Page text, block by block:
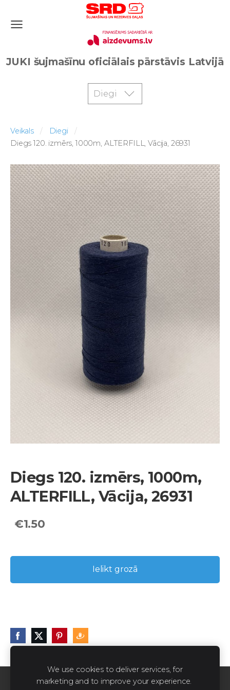
JUKI šujmašīnu oficiālais pārstāvis Latvijā
Diegi
Veikals
Diegi
Diegs 120. izmērs, 1000m, ALTERFILL, Vācija, 26931
Diegs 120. izmērs, 1000m,
ALTERFILL, Vācija, 26931
€1.50
Ielikt grozā
Sīkdatnes
We use cookies to deliver services, for
marketing and to improve your experience.